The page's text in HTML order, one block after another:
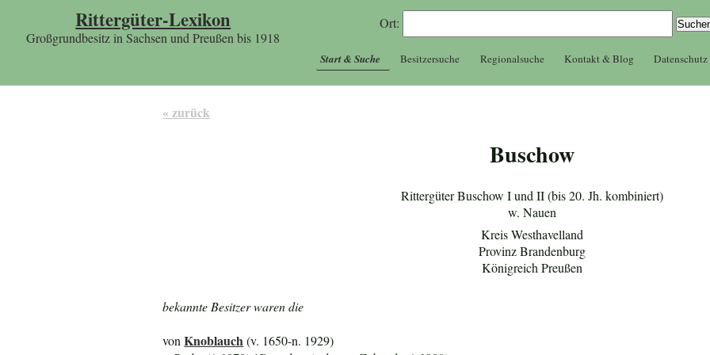
Rittergüter-Lexikon
Großgrundbesitz in Sachsen und Preußen bis 1918
Ort:
Start & Suche Besitzersuche Regionalsuche Kontakt & Blog Datenschutz
« zurück
Buschow
Rittergüter Buschow I und II (bis 20. Jh. kombiniert)
w. Nauen
Kreis Westhavelland
Provinz Brandenburg
Königreich Preußen
bekannte Besitzer waren die
vonKnoblauch (v. 1650-n. 1929)